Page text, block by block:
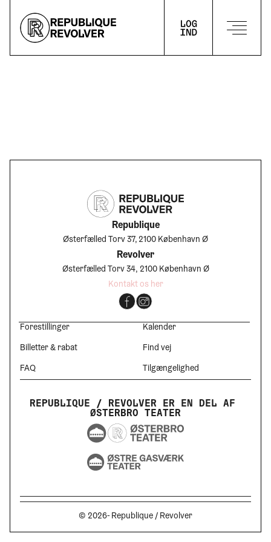
LOG IND
Forestillinger Kalender
Billetter & rabat Find vej
FAQ Tilgængelighed
Republique
Østerfælled Torv 37, 2100 København Ø
Revolver
Østerfælled Torv 34, 2100 København Ø
Kontakt os her
REPUBLIQUE / REVOLVER ER EN DEL AF
ØSTERBRO TEATER
© 2026- Republique / Revolver